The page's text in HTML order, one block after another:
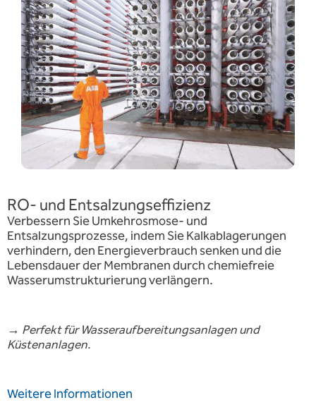
RO- und Entsalzungseffizienz
Verbessern Sie Umkehrosmose- und
Entsalzungsprozesse, indem Sie Kalkablagerungen
verhindern, den Energieverbrauch senken und die
Lebensdauer der Membranen durch chemiefreie
Wasserumstrukturierung verlängern.
→ Perfekt für Wasseraufbereitungsanlagen und
Küstenanlagen.
Weitere Informationen